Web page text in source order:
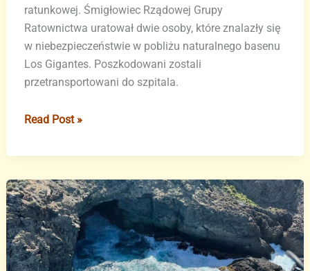
ratunkowej. Śmigłowiec Rządowej Grupy
Ratownictwa uratował dwie osoby, które znalazły się
w niebezpieczeństwie w pobliżu naturalnego basenu
Los Gigantes. Poszkodowani zostali
przetransportowani do szpitala.
Dramatyczny
na
śmigłowiec
uratował
dwie
osoby
Read Post »